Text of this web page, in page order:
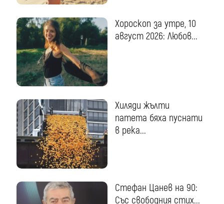
Хороскоп за утре, 10
август 2026: Любов...
Хиляди жълти
патета бяха пуснати
в река...
Стефан Цанев на 90:
Със свободния стих...